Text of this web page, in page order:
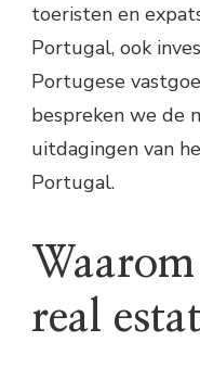
toeristen en
Portugal, ook
Portugese
bespreken we de
uitdagingen van
Portugal.
real